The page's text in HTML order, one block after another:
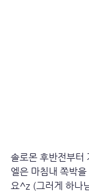
솔로몬 후반전부터
엘은 마침내 쪽박
요^z (그러게 하나